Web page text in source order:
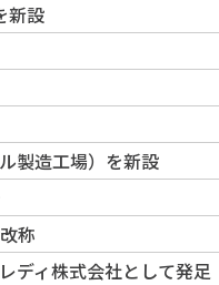
新設
製造工場）を新設
称
ディ株式会社として発足